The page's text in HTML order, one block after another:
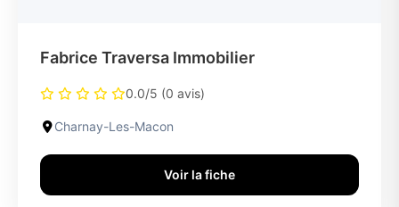
Fabrice Traversa Immobilier
0.0/5 (0 avis)
Charnay-Les-Macon
Voir la fiche